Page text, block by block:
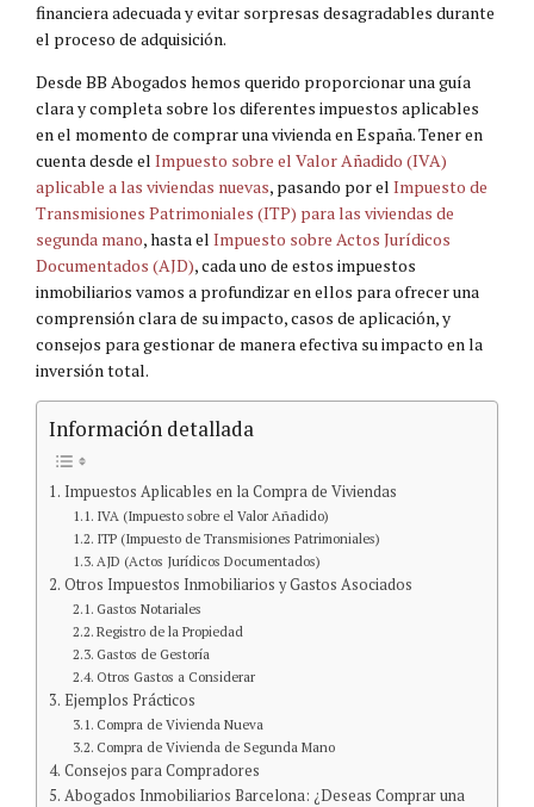
financiera adecuada y evitar sorpresas desagradables durante
el proceso de adquisición.
Desde BB Abogados hemos querido proporcionar una guía
clara y completa sobre los diferentes impuestos aplicables
en el momento de comprar una vivienda en España. Tener en
cuenta desde el Impuesto sobre el Valor Añadido (IVA)
aplicable a las viviendas nuevas, pasando por el Impuesto de
Transmisiones Patrimoniales (ITP) para las viviendas de
segunda mano, hasta el Impuesto sobre Actos Jurídicos
Documentados (AJD), cada uno de estos impuestos
inmobiliarios vamos a profundizar en ellos para ofrecer una
comprensión clara de su impacto, casos de aplicación, y
consejos para gestionar de manera efectiva su impacto en la
inversión total.
Información detallada
Impuestos Aplicables en la Compra de Viviendas
IVA (Impuesto sobre el Valor Añadido)
ITP (Impuesto de Transmisiones Patrimoniales)
AJD (Actos Jurídicos Documentados)
Otros Impuestos Inmobiliarios y Gastos Asociados
Gastos Notariales
Registro de la Propiedad
Gastos de Gestoría
Otros Gastos a Considerar
Ejemplos Prácticos
Compra de Vivienda Nueva
Compra de Vivienda de Segunda Mano
Consejos para Compradores
Abogados Inmobiliarios Barcelona: ¿Deseas Comprar una